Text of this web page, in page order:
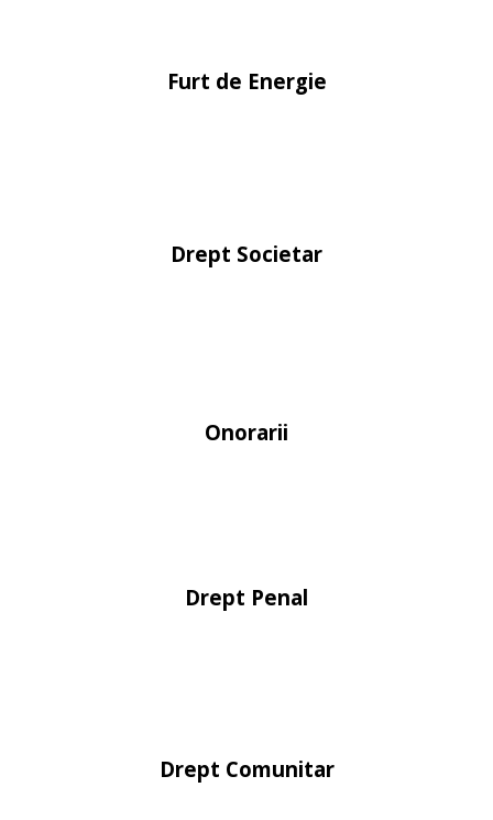
Furt de Energie
Drept Societar
Onorarii
Drept Penal
Drept Comunitar